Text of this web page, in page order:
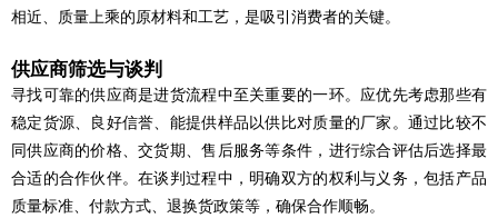
相近、质量上乘的原材料和工艺，是吸引消费者的关键。
供应商筛选与谈判
寻找可靠的供应商是进货流程中至关重要的一环。应优先考虑那些有
稳定货源、良好信誉、能提供样品以供比对质量的厂家。通过比较不
同供应商的价格、交货期、售后服务等条件，进行综合评估后选择最
合适的合作伙伴。在谈判过程中，明确双方的权利与义务，包括产品
质量标准、付款方式、退换货政策等，确保合作顺畅。